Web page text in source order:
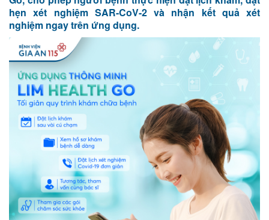
hẹn xét nghiệm SAR-CoV-2 và nhận kết quả xét
nghiệm ngay trên ứng dụng.